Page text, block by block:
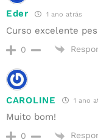
Eder 1 ano atrás
Curso excelente
0
CAROLINE 1 ano
Muito bom!
0